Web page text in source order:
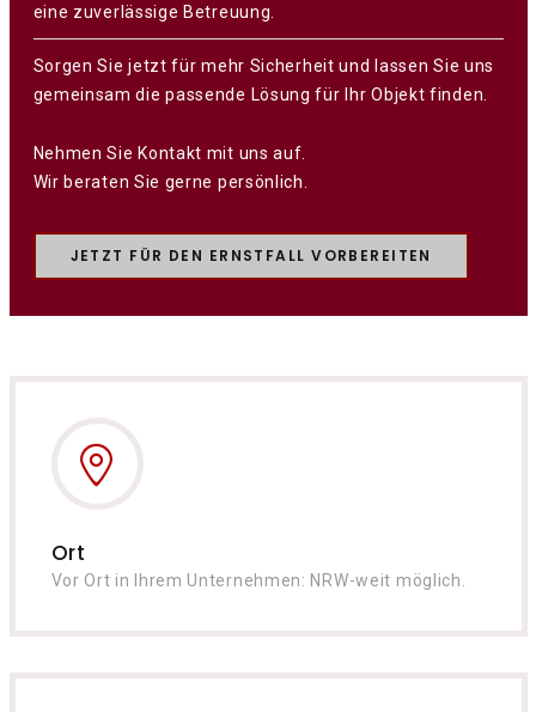
eine zuverlässige Betreuung.
Sorgen Sie jetzt für mehr Sicherheit und lassen Sie uns
gemeinsam die passende Lösung für Ihr Objekt finden.
Nehmen Sie Kontakt mit uns auf.
Wir beraten Sie gerne persönlich.
JETZT FÜR DEN ERNSTFALL VORBEREITEN
Ort
Vor Ort in Ihrem Unternehmen: NRW-weit möglich.